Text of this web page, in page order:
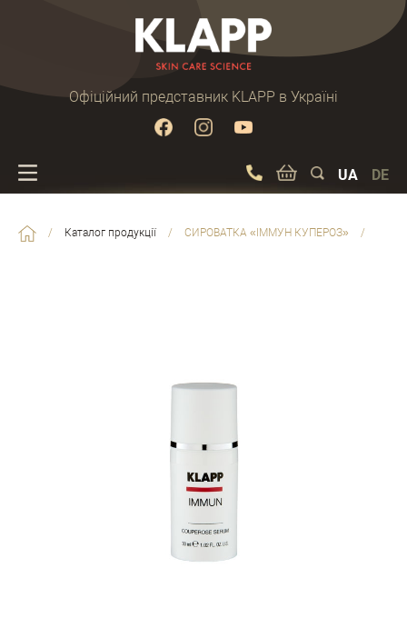
Офіційний представник KLAPP в Україні
UA DE
/ Каталог продукції / СИРОВАТКА «ІММУН КУПЕРОЗ» /